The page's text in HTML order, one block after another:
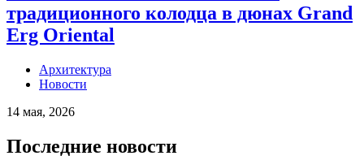
традиционного колодца в дюнах Grand
Erg Oriental
Архитектура
Новости
14 мая, 2026
Последние новости